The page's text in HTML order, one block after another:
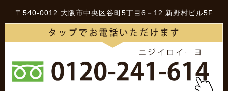
〒540-0012 大阪市中央区谷町5丁目6－12 新野村ビル5F